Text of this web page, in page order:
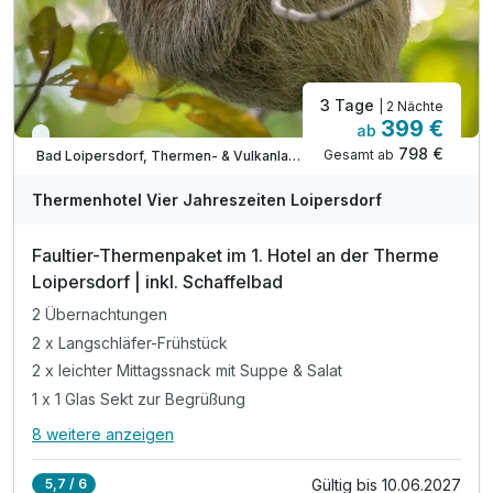
inkl. sicherer Garagenplatz
Verlängerungsnächte inkl. 3/4 Pension & Therme
WAR
202
Viele Termine frei
Bad Loipersdorf, Thermen- & Vulkanland Steiermark
3 Tage | 2 Nächte
ab 399 €
Gesamt ab 798 €
Thermenhotel Vier Jahreszeiten Loipersdorf
Faultier-Thermenpaket im 1. Hotel an der Therme
Loipersdorf | inkl. Schaffelbad
2 Übernachtungen
2 x Langschläfer-Frühstück
2 x leichter Mittagssnack mit Suppe & Salat
1 x 1 Glas Sekt zur Begrüßung
Alle Inklusivleistungen
8 weitere anzeigen
5,7 / 6 Gültig bis 10.06.2027